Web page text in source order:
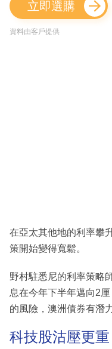
立即選購
資料由客戶提供
在亞太其他地的利率攀
策開始變得寬鬆。
野村駐悉尼的利率策略
息在今年下半年邁向2
的風險，澳洲債券有潛
科技股沽壓更重